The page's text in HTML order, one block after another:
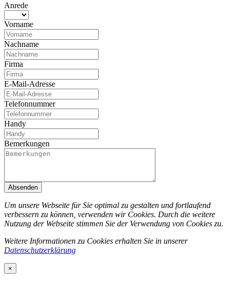
Anrede
Vorname
Nachname
Firma
E-Mail-Adresse
Telefonnummer
Handy
Bemerkungen
Absenden
Um unsere Webseite für Sie optimal zu gestalten und fortlaufend
verbessern zu können, verwenden wir Cookies. Durch die weitere
Nutzung der Webseite stimmen Sie der Verwendung von Cookies zu.
Weitere Informationen zu Cookies erhalten Sie in unserer
Datenschutzerklärung
×